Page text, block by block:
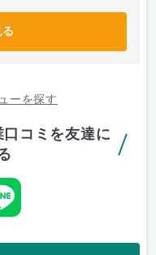
ーを探す
コミを友達に